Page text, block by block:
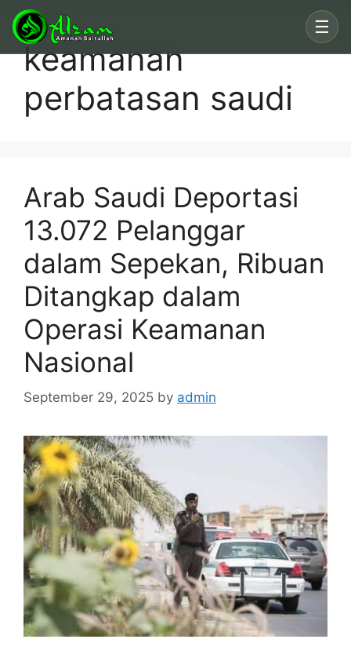
☰
Skip
contentkeamanan
perbatasan saudi
Arab Saudi Deportasi
13.072 Pelanggar
dalam Sepekan, Ribuan
Ditangkap dalam
Operasi Keamanan
Nasional
September 29, 2025 by admin